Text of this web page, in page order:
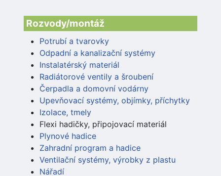
Rozvody/montáž
Potrubí a tvarovky
Odpadní a kanalizační systémy
Instalatérský materiál
Radiátorové ventily a šroubení
Čerpadla a domovní vodárny
Upevňovací systémy, objímky, příchytky
Izolace, tmely
Flexi hadičky, připojovací materiál
Plynové hadice
Zahradní program a hadice
Ventilační systémy, výrobky z plastu
Nářadí